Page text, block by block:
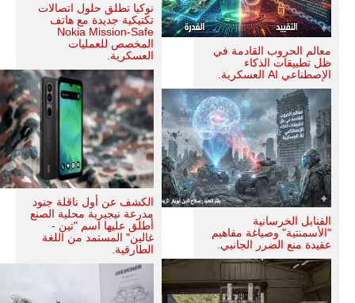
معالم الحروب القادمة في
ظل تطبيقات الذكاء
الإصطناعي AI العسكرية.
القنابل الخرسانية
"الأسمنتية" وصياغة مفاهيم
عقيدة منع الضرر الجانبي.
نوكيا تطلق حلول اتصالات
تكتيكية جديدة مع هاتف
Nokia Mission-Safe
المخصص للعمليات
العسكرية.
الكشف عن أول ناقلة جنود
مدرعة نيجيرية محلية الصنع
أطلق عليها اسم "تين -
غالين" المستمد من اللغة
الطارقية.